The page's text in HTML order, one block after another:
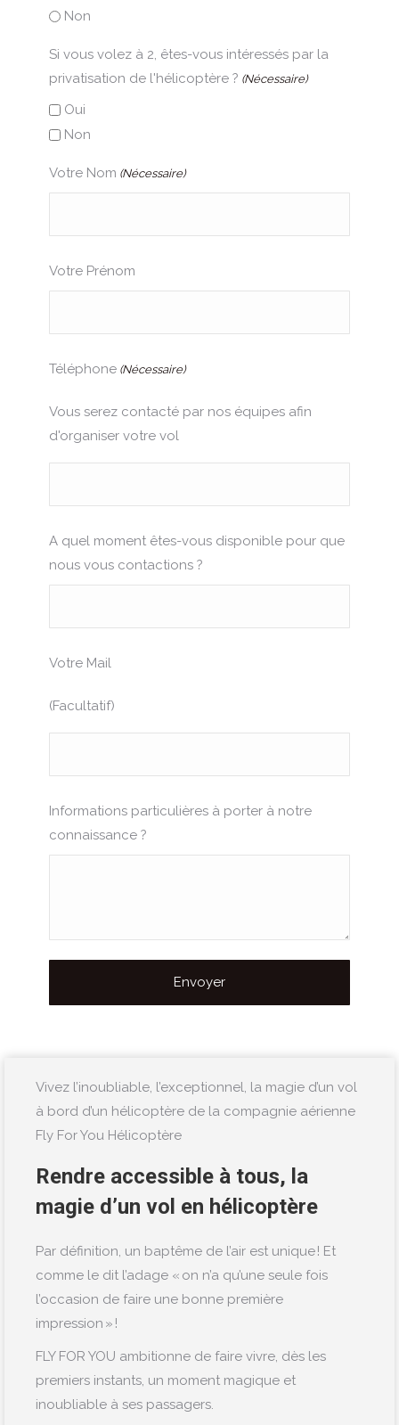
Non
Si vous volez à 2, êtes-vous intéressés par la
privatisation de l'hélicoptère ? (Nécessaire)
Oui
Non
Votre Nom (Nécessaire)
Votre Prénom
Téléphone (Nécessaire)
Vous serez contacté par nos équipes afin
d'organiser votre vol
A quel moment êtes-vous disponible pour que
nous vous contactions ?
Votre Mail
(Facultatif)
Informations particulières à porter à notre
connaissance ?
Vivez l’inoubliable, l’exceptionnel, la magie d’un vol
à bord d’un hélicoptère de la compagnie aérienne
Fly For You Hélicoptère
Rendre accessible à tous, la
magie d’un vol en hélicoptère
Par définition, un baptême de l’air est unique ! Et
comme le dit l’adage « on n’a qu’une seule fois
l’occasion de faire une bonne première
impression » !
FLY FOR YOU ambitionne de faire vivre, dès les
premiers instants, un moment magique et
inoubliable à ses passagers.